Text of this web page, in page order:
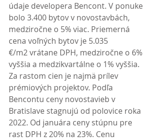
údaje developera Bencont. V ponuke
bolo 3.400 bytov v novostavbách,
medziročne o 5% viac. Priemerná
cena voľných bytov je 5.035
€/m2 vrátane DPH, medziročne o 6%
vyššia a medzikvartálne o 1% vyššia.
Za rastom cien je najmä prílev
prémiových projektov. Podľa
Bencontu ceny novostavieb v
Bratislave stagnujú od polovice roka
2022. Od januára ceny stúpnu pre
rast DPH z 20% na 23%. Cenu